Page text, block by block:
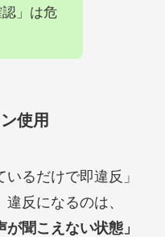
」は危
使用
るだけで即違反」
反になるのは、
が聞こえない状態」